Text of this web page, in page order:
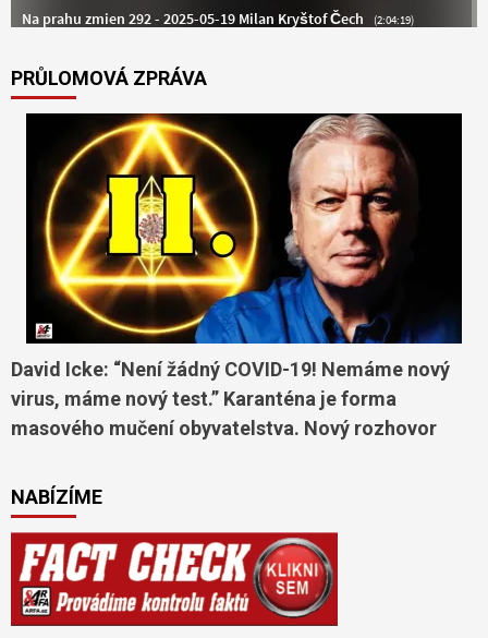
PRŮLOMOVÁ ZPRÁVA
David Icke: “Není žádný COVID-19! Nemáme nový
virus, máme nový test.” Karanténa je forma
masového mučení obyvatelstva. Nový rozhovor
NABÍZÍME